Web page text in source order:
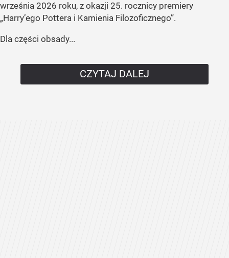
września 2026 roku, z okazji 25. rocznicy premiery
„Harry’ego Pottera i Kamienia Filozoficznego”.
Dla części obsady...
CZYTAJ DALEJ